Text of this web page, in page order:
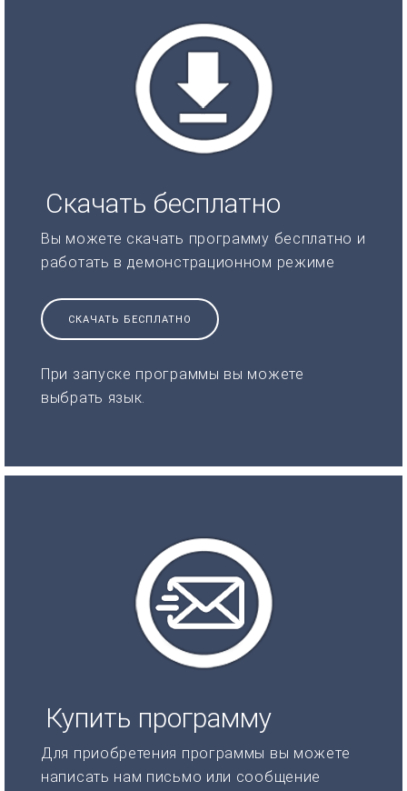
Скачать бесплатно
Вы можете скачать программу бесплатно и
работать в демонстрационном режиме
СКАЧАТЬ БЕСПЛАТНО
При запуске программы вы можете
выбрать язык.
Купить программу
Для приобретения программы вы можете
написать нам письмо или сообщение